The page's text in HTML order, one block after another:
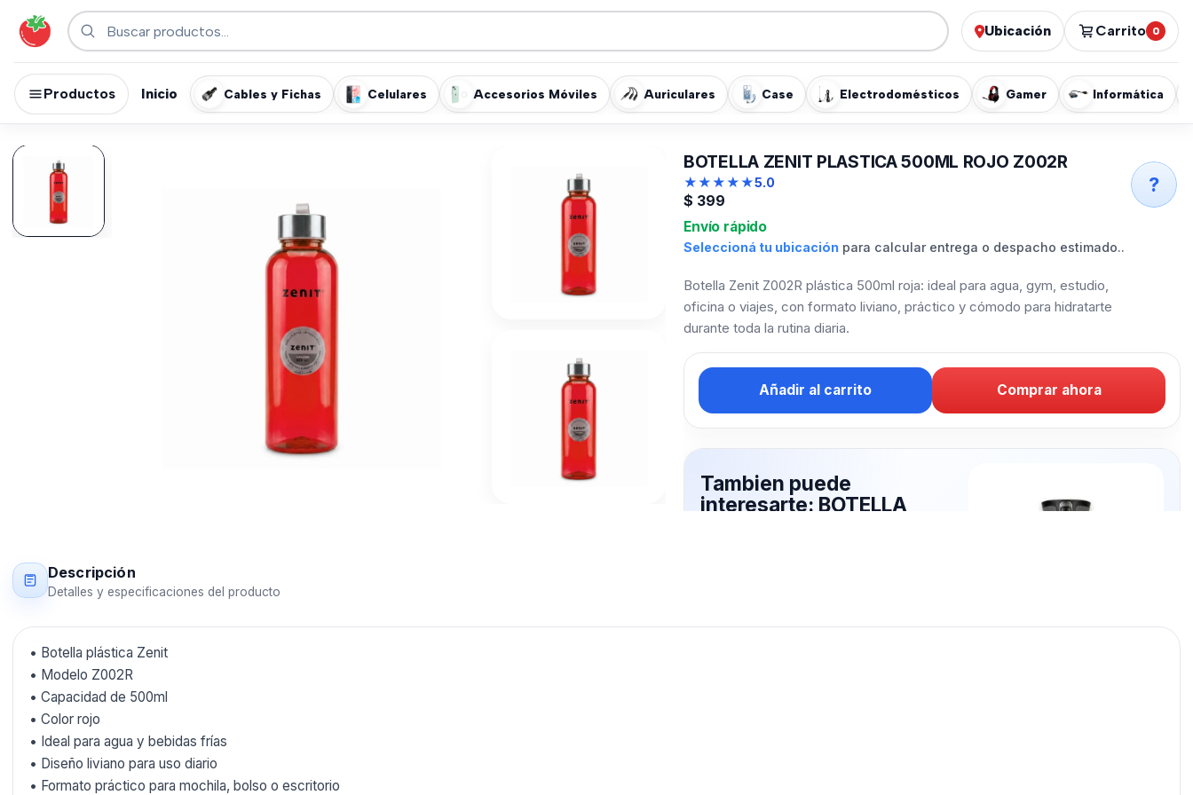
Ubicación Carrito 0
Productos Inicio Cables y Fichas Celulares Accesorios Móviles Auriculares Case Electrodomésticos Gamer Informática
BOTELLA ZENIT PLASTICA 500ML ROJO Z002R
★★★★★5.0
$ 399
Envío rápido
Seleccioná tu ubicación para calcular entrega o despacho estimado..
Botella Zenit Z002R plástica 500ml roja: ideal para agua, gym, estudio,
oficina o viajes, con formato liviano, práctico y cómodo para hidratarte
durante toda la rutina diaria.
Añadir al carrito Comprar ahora
Tambien puede
interesarte: BOTELLA
Descripción
Detalles y especificaciones del producto
• Botella plástica Zenit
• Modelo Z002R
• Capacidad de 500ml
• Color rojo
• Ideal para agua y bebidas frías
• Diseño liviano para uso diario
• Formato práctico para mochila, bolso o escritorio
?